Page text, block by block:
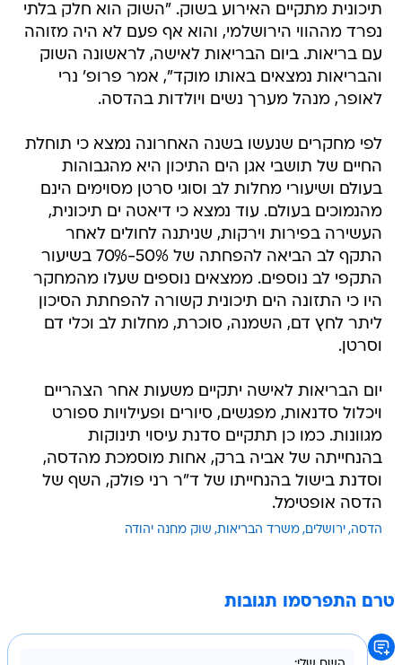
תיכונית מתקיים האירוע בשוק. "השוק הוא חלק בלתי
נפרד מההווי הירושלמי, והוא אף פעם לא היה מזוהה
עם בריאות. ביום הבריאות לאישה, לראשונה השוק
והבריאות נמצאים באותו מוקד", אמר פרופ' נרי
לאופר, מנהל מערך נשים ויולדות בהדסה.
לפי מחקרים שנעשו בשנה האחרונה נמצא כי תוחלת
החיים של תושבי אגן הים התיכון היא מהגבוהות
בעולם ושיעורי מחלות לב וסוגי סרטן מסוימים הינם
מהנמוכים בעולם. עוד נמצא כי דיאטה ים תיכונית,
העשירה בפירות וירקות, שניתנה לחולים לאחר
התקף לב הביאה להפחתה של 50%-70% בשיעור
התקפי לב נוספים. ממצאים נוספים שעלו מהמחקר
היו כי התזונה הים תיכונית קשורה להפחתת הסיכון
ליתר לחץ דם, השמנה, סוכרת, מחלות לב וכלי דם
וסרטן.
יום הבריאות לאישה יתקיים משעות אחר הצהריים
ויכלול סדנאות, מפגשים, סיורים ופעילויות ספורט
מגוונות. כמו כן תתקיים סדנת עיסוי תינוקות
בהנחייתה של אביה ברק, אחות מוסמכת מהדסה,
וסדנת בישול בהנחייתו של ד"ר רני פולק, השף של
הדסה אופטימל.
הדסה ירושלים משרד הבריאות שוק מחנה יהודה
טרם התפרסמו תגובות